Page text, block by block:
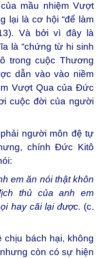
mầu nhiệm Vượt
lại là cơ hội “để làm
Và bởi vì đây là
là “chứng từ hi sinh
trong cuộc Thương
dẫn vào vào niềm
Vượt Qua của Đức
cuộc đời của người
người môn đệ tự
chính Đức Kitô
em ăn nói thật khôn
thủ của anh em
hay cãi lại được. (c.
chịu bách hại, không
còn có sự hiện